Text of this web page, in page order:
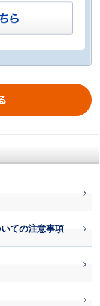
ての注意事項